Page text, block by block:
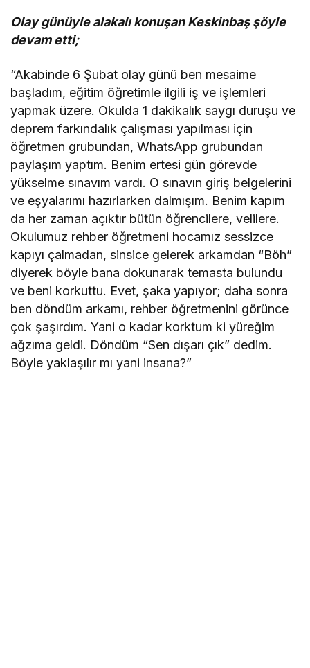
Olay günüyle alakalı konuşan Keskinbaş şöyle
devam etti;
“Akabinde 6 Şubat olay günü ben mesaime
başladım, eğitim öğretimle ilgili iş ve işlemleri
yapmak üzere. Okulda 1 dakikalık saygı duruşu ve
deprem farkındalık çalışması yapılması için
öğretmen grubundan, WhatsApp grubundan
paylaşım yaptım. Benim ertesi gün görevde
yükselme sınavım vardı. O sınavın giriş belgelerini
ve eşyalarımı hazırlarken dalmışım. Benim kapım
da her zaman açıktır bütün öğrencilere, velilere.
Okulumuz rehber öğretmeni hocamız sessizce
kapıyı çalmadan, sinsice gelerek arkamdan “Böh”
diyerek böyle bana dokunarak temasta bulundu
ve beni korkuttu. Evet, şaka yapıyor; daha sonra
ben döndüm arkamı, rehber öğretmenini görünce
çok şaşırdım. Yani o kadar korktum ki yüreğim
ağzıma geldi. Döndüm “Sen dışarı çık” dedim.
Böyle yaklaşılır mı yani insana?”